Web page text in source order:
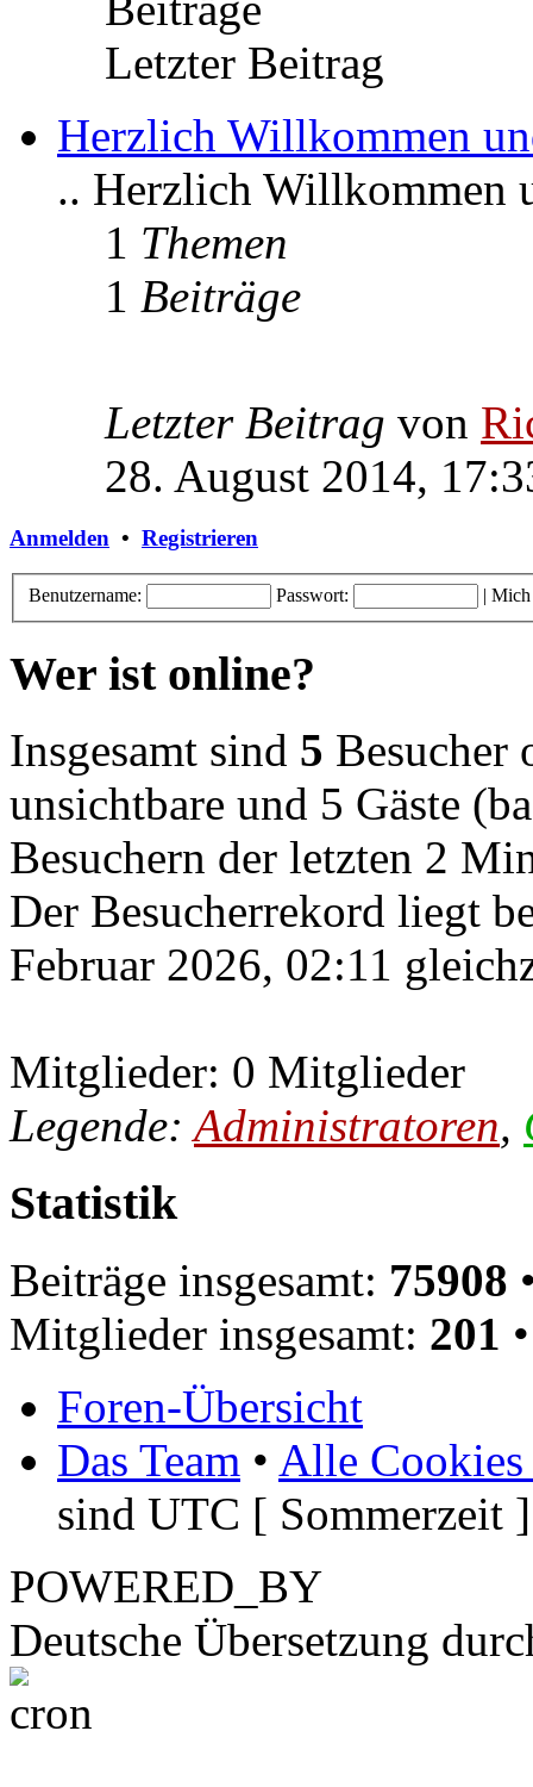
Letzter Beitrag
Herzlich Willkommen
.. Herzlich Willkommen
1 Themen
1 Beiträge
Letzter Beitrag von
28. August 2014,
Anmelden • Registrieren
Benutzername: Passwort: | Mich
Wer ist online?
Insgesamt sind 5 Besucher
unsichtbare und 5 Gäste
Besuchern der letzten 2
Der Besucherrekord liegt
Februar 2026, 02:11
Mitglieder: 0 Mitglieder
Legende:Administratoren,
Statistik
Beiträge insgesamt: 75908
Mitglieder insgesamt: 201
Foren-Übersicht
Das Team • Alle Cookies
sind UTC [ Sommerzeit ]
POWERED_BY
Deutsche Übersetzung